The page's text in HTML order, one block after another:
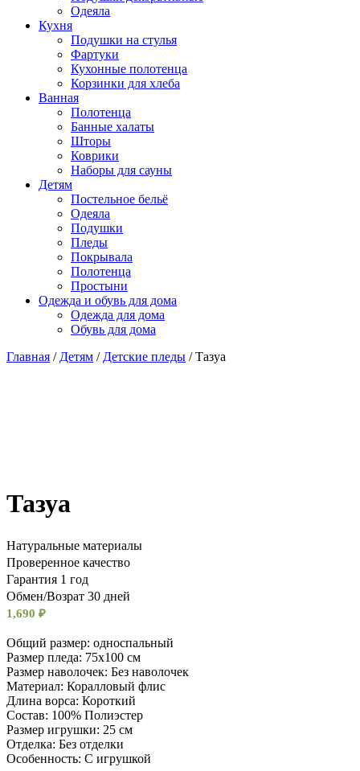
Одеяла
Кухня
Подушки на стулья
Фартуки
Кухонные полотенца
Корзинки для хлеба
Ванная
Полотенца
Банные халаты
Шторы
Коврики
Наборы для сауны
Детям
Постельное бельё
Одеяла
Подушки
Пледы
Покрывала
Полотенца
Простыни
Одежда и обувь для дома
Одежда для дома
Обувь для дома
Главная / Детям / Детские пледы / Тазуа
Тазуа
Натуральные материалы
Проверенное качество
Гарантия 1 год
Обмен/Возрат 30 дней
1,690 ₽
Общий размер: односпальный
Размер пледа: 75х100 см
Размер наволочек: Без наволочек
Материал: Коралловый флис
Длина ворса: Короткий
Состав: 100% Полиэстер
Размер игрушки: 25 см
Отделка: Без отделки
Особенность: С игрушкой